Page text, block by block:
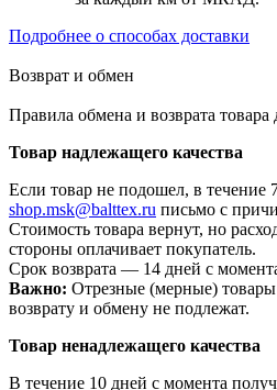
Подробнее о способах доставки
Возврат и обмен
Правила обмена и возврата
Товар надлежащего качества
Если товар не подошел, в течение
shop.msk@balttex.ru письмо с
Стоимость товара вернут, но
стороны оплачивает покупатель.
Срок возврата — 14 дней с
Важно: Отрезные (мерные) товары
возврату и обмену не подлежат.
Товар ненадлежащего качества
В течение 10 дней с момента